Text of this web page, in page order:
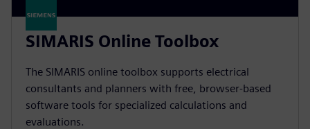
SIMARIS Online Toolbox
The SIMARIS online toolbox supports electrical
consultants and planners with free, browser-based
software tools for specialized calculations and
evaluations.